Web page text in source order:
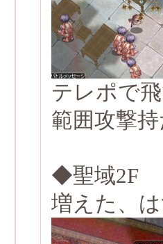
テレポで
範囲攻撃
◆聖域2F
増えた、